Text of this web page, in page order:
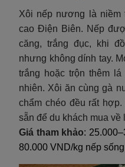
Xôi nếp nương là
cao Điện Biên. Nếp
căng, trắng đục, khi
nhưng không dính tay.
trắng hoặc trộn thêm
nhiên. Xôi ăn cùng gà
chẩm chéo đều rất
sẵn để du khách mua về
Giá tham khảo:
80.000 VND/kg nếp sống